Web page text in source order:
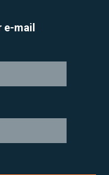
e-mail